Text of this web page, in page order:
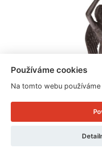
Používáme cookies
Na tomto webu